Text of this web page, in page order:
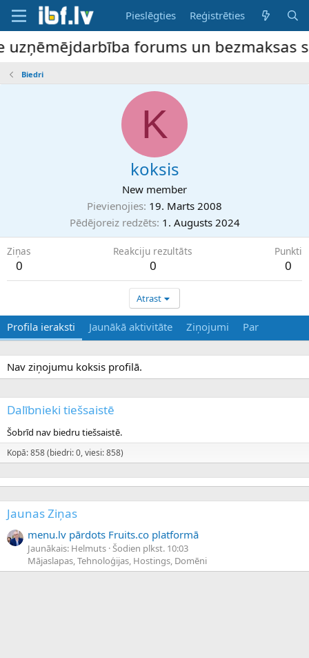
Pieslēgties Reģistrēties
forums un bezmaksas
Biedri
K
koksis
New member
Pievienojies 19. Marts 2008
Pēdējoreiz redzēts 1. Augusts 2024
Ziņas
0
Reakciju rezultāts
0
Punkti
0
Atrast
Profila ieraksti Jaunākā aktivitāte Ziņojumi Par
Nav ziņojumu koksis profilā.
Dalībnieki tiešsaistē
Šobrīd nav biedru tiešsaistē.
Kopā: 858 (biedri: 0, viesi: 858)
Jaunas Ziņas
menu.lv pārdots Fruits.co platformā
Jaunākais: Helmuts Šodien plkst. 10:03
Mājaslapas, Tehnoloģijas, Hostings, Domēni